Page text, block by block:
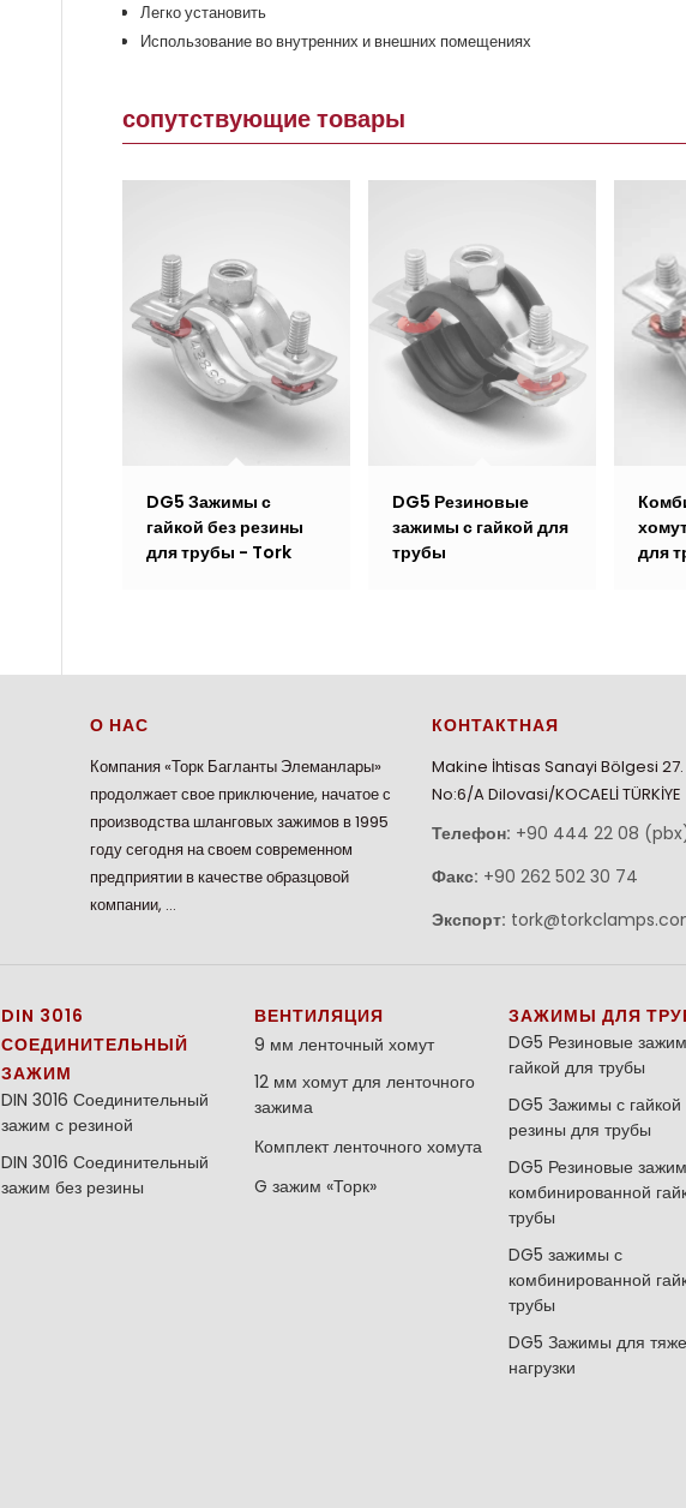
Легко установить
Использование во внутренних и внешних помещениях
сопутствующие товары
DG5 Зажимы с
гайкой без резины
для трубы - Tork
DG5 Резиновые
зажимы с гайкой для
трубы
для
О НАС
Компания «Торк Багланты Элеманлары»
продолжает свое приключение, начатое с
производства шланговых зажимов в 1995
году сегодня на своем современном
предприятии в качестве образцовой
компании, …
КОНТАКТНАЯ
Makine İhtisas Sanayi Bölgesi
No:6/A Dilovasi/KOCAELİ TÜRKİYE
Телефон: +90 444 22 08
Факс: +90 262 502 30 74
Экспорт:
DIN 3016
СОЕДИНИТЕЛЬНЫЙ
ЗАЖИМ
DIN 3016 Соединительный
зажим с резиной
DIN 3016 Соединительный
зажим без резины
ВЕНТИЛЯЦИЯ
9 мм ленточный хомут
12 мм хомут для ленточного
зажима
Комплект ленточного хомута
G зажим «Торк»
ЗАЖИМЫ ДЛЯ
DG5 Резиновые
гайкой для трубы
DG5 Зажимы с гайкой
резины для трубы
DG5 Резиновые
комбинированной
трубы
DG5 зажимы с
комбинированной
трубы
DG5 Зажимы для
нагрузки